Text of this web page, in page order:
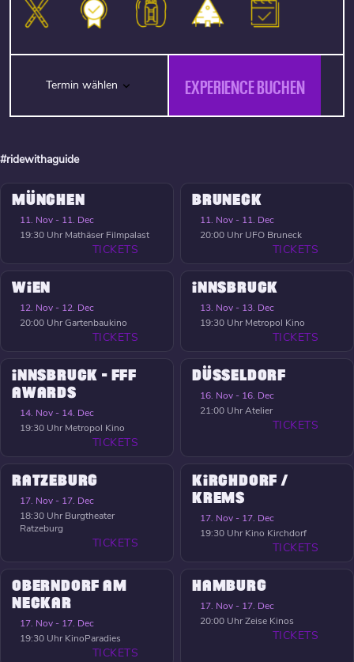
Termin wählen EXPERIENCE BUCHEN
#ridewithaguide
MÜNCHEN
11. Nov - 11. Dec
19:30 Uhr Mathäser Filmpalast
TICKETS
BRUNECK
11. Nov - 11. Dec
20:00 Uhr UFO Bruneck
TICKETS
WIEN
12. Nov - 12. Dec
20:00 UhrGartenbaukino
TICKETS
INNSBRUCK
13. Nov - 13. Dec
19:30 Uhr Metropol Kino
TICKETS
INNSBRUCK - FFF
AWARDS
14. Nov - 14. Dec
19:30 Uhr Metropol Kino
TICKETS
DÜSSELDORF
16. Nov - 16. Dec
21:00 UhrAtelier
TICKETS
RATZEBURG
17. Nov - 17. Dec
18:30 Uhr Burgtheater
Ratzeburg
TICKETS
KIRCHDORF /
KREMS
17. Nov - 17. Dec
19:30 Uhr Kino Kirchdorf
TICKETS
OBERNDORF AM
NECKAR
17. Nov - 17. Dec
19:30 Uhr KinoParadies
TICKETS
HAMBURG
17. Nov - 17. Dec
20:00 UhrZeise Kinos
TICKETS